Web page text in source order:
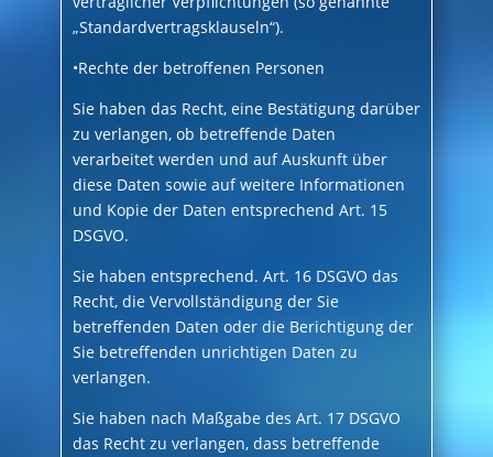
„Standardvertragsklauseln“).
•Rechte der betroffenen Personen
Sie haben das Recht, eine Bestätigung darüber
zu verlangen, ob betreffende Daten
verarbeitet werden und auf Auskunft über
diese Daten sowie auf weitere Informationen
und Kopie der Daten entsprechend Art. 15
DSGVO.
Sie haben entsprechend. Art. 16 DSGVO das
Recht, die Vervollständigung der Sie
betreffenden Daten oder die Berichtigung der
Sie betreffenden unrichtigen Daten zu
verlangen.
Sie haben nach Maßgabe des Art. 17 DSGVO
das Recht zu verlangen, dass betreffende